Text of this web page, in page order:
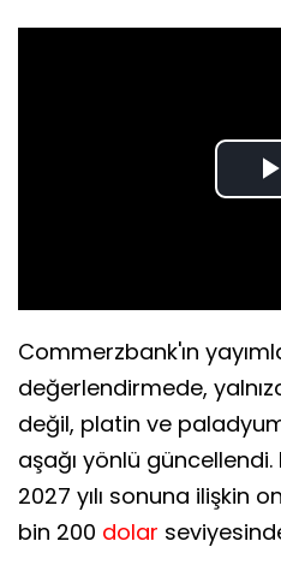
Commerzbank'ın
değerlendirmede,
değil, platin ve
aşağı yönlü güncellendi.
2027 yılı sonuna ilişkin
bin 200 dolar